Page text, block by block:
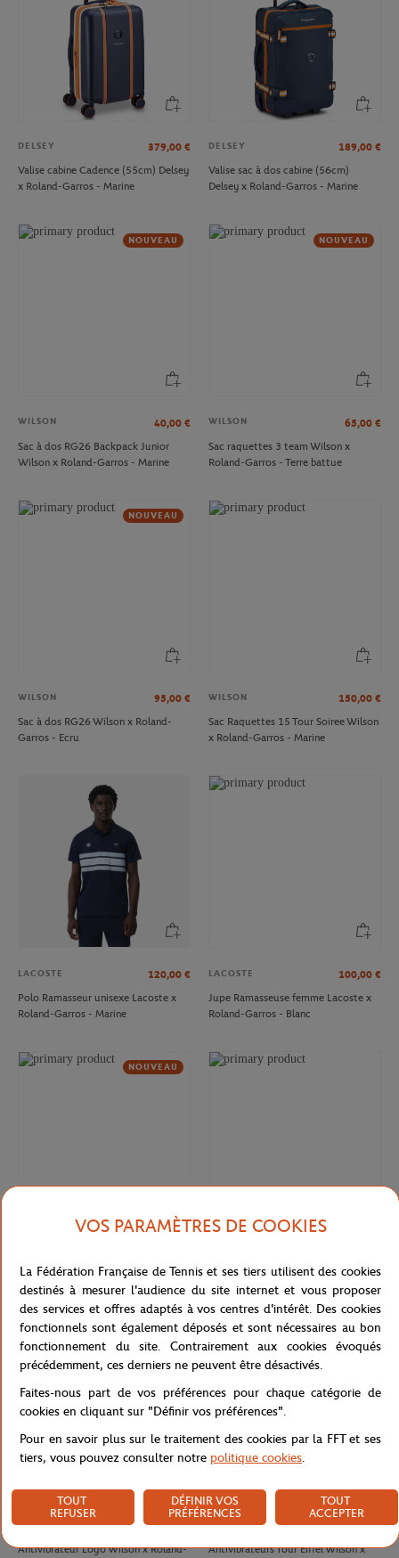
DELSEY 379,00 €
Valise cabine Cadence (55cm) Delsey
x Roland-Garros - Marine
DELSEY 189,00 €
Valise sac à dos cabine (56cm)
Delsey x Roland-Garros - Marine
NOUVEAU
WILSON 40,00 €
Sac à dos RG26 Backpack Junior
Wilson x Roland-Garros - Marine
NOUVEAU
WILSON 65,00 €
Sac raquettes 3 team Wilson x
Roland-Garros - Terre battue
NOUVEAU
WILSON 95,00 €
Sac à dos RG26 Wilson x Roland-
Garros - Ecru
WILSON 150,00 €
Sac Raquettes 15 Tour Soiree Wilson
x Roland-Garros - Marine
LACOSTE 120,00 €
Polo Ramasseur unisexe Lacoste x
Roland-Garros - Marine
LACOSTE 100,00 €
Jupe Ramasseuse femme Lacoste x
Roland-Garros - Blanc
NOUVEAU
T-Shirt Club homme Lacoste x
Roland-Garros - Ecru
T-shirt Performance homme Lacoste
x Roland-Garros - Vert
WILSON 8,00 €
Antivibrateur Logo Wilson x Roland-
WILSON 8,00 €
Antivibrateurs Tour Eiffel Wilson x
VOS PARAMÈTRES DE COOKIES
La Fédération Française de Tennis et ses tiers utilisent des cookies
destinés à mesurer l'audience du site internet et vous proposer
des services et offres adaptés à vos centres d'intérêt. Des cookies
fonctionnels sont également déposés et sont nécessaires au bon
fonctionnement du site. Contrairement aux cookies évoqués
précédemment, ces derniers ne peuvent être désactivés.
Faites-nous part de vos préférences pour chaque catégorie de
cookies en cliquant sur "Définir vos préférences".
Pour en savoir plus sur le traitement des cookies par la FFT et ses
tiers, vous pouvez consulter notre politique cookies.
TOUT
REFUSER
DÉFINIR VOS
PRÉFÉRENCES
TOUT
ACCEPTER